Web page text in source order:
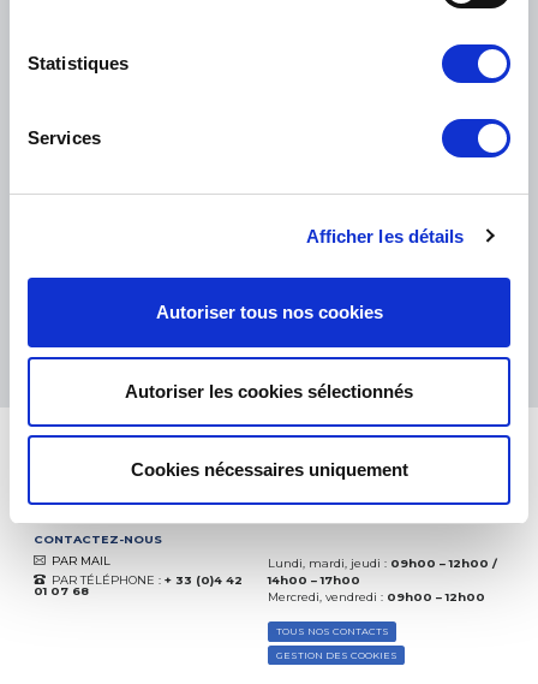
Statistiques
Services
Afficher les détails
Autoriser tous nos cookies
Autoriser les cookies sélectionnés
Cookies nécessaires uniquement
PETITS COLIS : TNT, GÉODIS, FRANCE EXPRESS, DPD
eKomi
Excellent: 4.5/5
Basé sur37828 avis
CONTACTEZ-NOUS
PAR MAIL
PAR TÉLÉPHONE : + 33 (0)4 42
01 07 68
Lundi, mardi, jeudi : 09h00 – 12h00 /
14h00 – 17h00
Mercredi, vendredi : 09h00 – 12h00
TOUS NOS CONTACTS
GESTION DES COOKIES